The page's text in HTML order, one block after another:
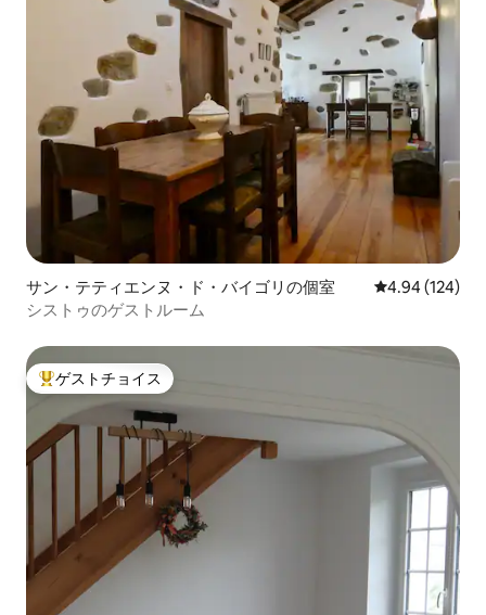
サン・テティエンヌ・ド・バイゴリの個室 レビュー124
4.94 (124)
シストゥのゲストルーム
大好評のゲストチョイスです。
ゲストチョイス